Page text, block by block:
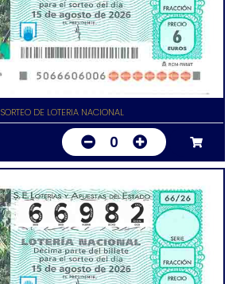
SORTEO DE LOTERIA NACIONAL
0